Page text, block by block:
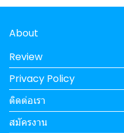
About
Review
Privacy Policy
ติดต่อเรา
สมัครงาน